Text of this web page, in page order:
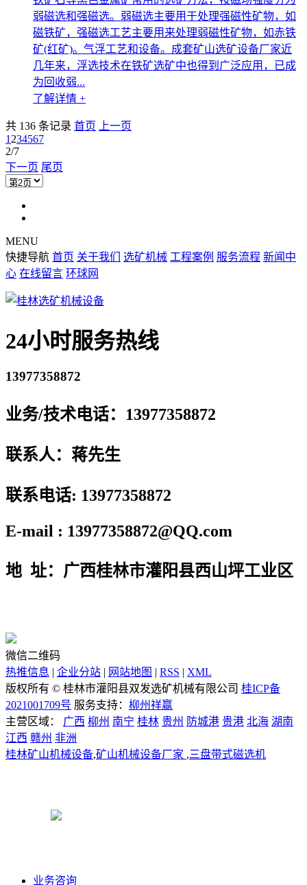
弱磁选和强磁选。弱磁选主要用于处理强磁性矿物，如
磁铁矿，强磁选工艺主要用来处理弱磁性矿物，如赤铁
矿(红矿)。气浮工艺和设备。成套矿山选矿设备厂家近
几年来，浮选技术在铁矿选矿中也得到广泛应用，已成
为回收弱...
了解详情 +
共 136 条记录 首页
上一页
1 234567
2/7
下一页 尾页
MENU
快捷导航 首页 关于我们 选矿机械 工程案例 服务流程 新闻中
心 在线留言 环球网
24小时服务热线
13977358872
业务/技术电话：13977358872
联系人：蒋先生
联系电话: 13977358872
E-mail : 13977358872@QQ.com
地 址：广西桂林市灌阳县西山坪工业区
微信二维码
热推信息 | 企业分站 | 网站地图 | RSS | XML
版权所有 © 桂林市灌阳县双发选矿机械有限公司 桂ICP备
2021001709号 服务支持： 柳州祥赢
主营区域： 广西 柳州 南宁 桂林 贵州 防城港 贵港 北海 湖南
江西 赣州 非洲
桂林矿山机械设备,矿山机械设备厂家 ,三盘带式磁选机
业务咨询